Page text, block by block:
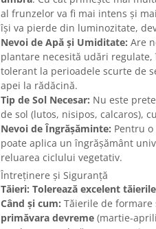
al frunzelor va fi mai intens și
își va pierde din luminozitate,
Nevoi de Apă și Umiditate: Are
plantare necesită udări
tolerant la perioadele scurte de
apei la rădăcină.
Tip de Sol Necesar: Nu este
de sol (lutos, nisipos, calcaros),
Nevoi de Îngrășăminte: Pentru
poate aplica un îngrășământ
reluarea ciclului vegetativ.
Întreținere și Siguranță
Tăieri: Tolerează excelent tăierile
Când și cum: Tăierile de
primăvara devreme (martie-